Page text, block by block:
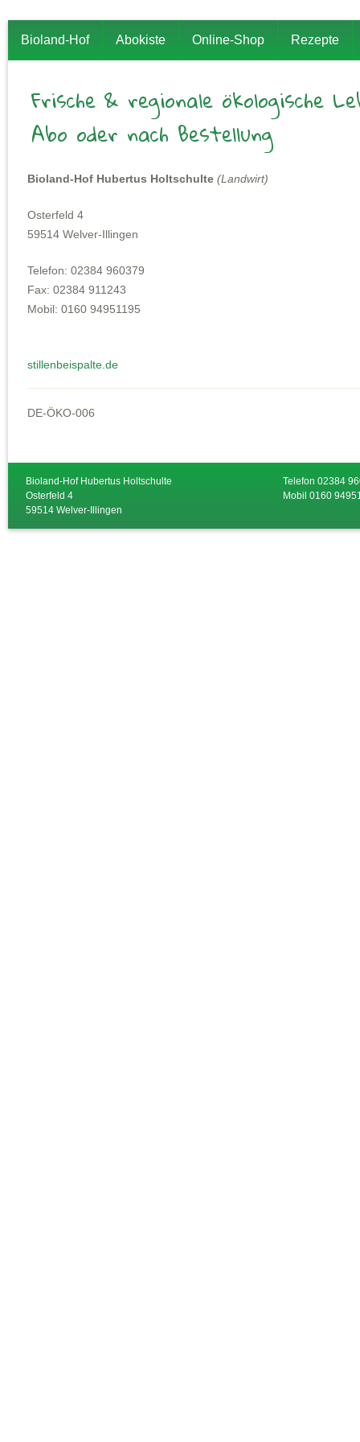
Bioland-Hof Abokiste Online-Shop Rezepte
Frische & regionale ökologische
Abo oder nach Bestellung
Bioland-Hof Hubertus Holtschulte (Landwirt)
Osterfeld 4
59514 Welver-Illingen
Telefon: 02384 960379
Fax: 02384 911243
Mobil: 0160 94951195
stillenbeispalte.de
DE-ÖKO-006
Bioland-Hof Hubertus Holtschulte
Osterfeld 4
59514 Welver-Illingen
Telefon 02384
Mobil 0160